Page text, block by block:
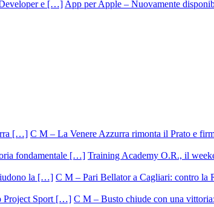
App per Apple – Nuovamente
C M – La Venere Azzurra rimonta il Prato e
Training Academy O.R., il
C M – Pari Bellator a Cagliari: contro la
C M – Busto chiude con una